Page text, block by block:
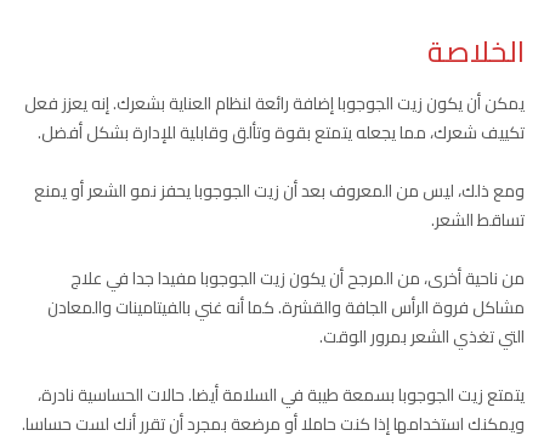
الخلاصة
يمكن أن يكون زيت الجوجوبا إضافة رائعة لنظام العناية بشعرك. إنه يعزز فعل
تكييف شعرك، مما يجعله يتمتع بقوة وتألق وقابلية للإدارة بشكل أفضل.
ومع ذلك، ليس من المعروف بعد أن زيت الجوجوبا يحفز نمو الشعر أو يمنع
تساقط الشعر.
من ناحية أخرى، من المرجح أن يكون زيت الجوجوبا مفيدا جدا في علاج
مشاكل فروة الرأس الجافة والقشرة. كما أنه غني بالفيتامينات والمعادن
التي تغذي الشعر بمرور الوقت.
يتمتع زيت الجوجوبا بسمعة طيبة في السلامة أيضا. حالات الحساسية نادرة،
ويمكنك استخدامها إذا كنت حاملا أو مرضعة بمجرد أن تقرر أنك لست حساسا.